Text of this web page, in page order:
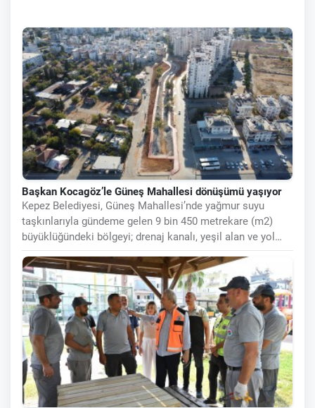
Başkan Kocagöz’le Güneş Mahallesi dönüşümü yaşıyor
Kepez Belediyesi, Güneş Mahallesi’nde yağmur suyu
taşkınlarıyla gündeme gelen 9 bin 450 metrekare (m2)
büyüklüğündeki bölgeyi; drenaj kanalı, yeşil alan ve yol
yapımıyla planlı bir